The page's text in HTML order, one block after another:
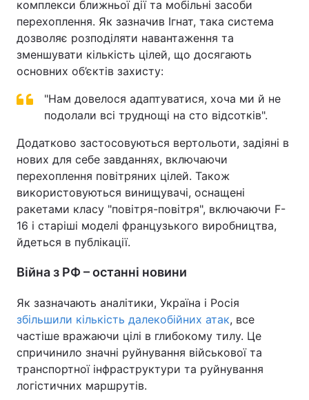
комплекси ближньої дії та мобільні засоби
перехоплення. Як зазначив Ігнат, така система
дозволяє розподіляти навантаження та
зменшувати кількість цілей, що досягають
основних об’єктів захисту:
"Нам довелося адаптуватися, хоча ми й не
подолали всі труднощі на сто відсотків".
Додатково застосовуються вертольоти, задіяні в
нових для себе завданнях, включаючи
перехоплення повітряних цілей. Також
використовуються винищувачі, оснащені
ракетами класу "повітря-повітря", включаючи F-
16 і старіші моделі французького виробництва,
йдеться в публікації.
Війна з РФ – останні новини
Як зазначають аналітики, Україна і Росія
збільшили кількість далекобійних атак, все
частіше вражаючи цілі в глибокому тилу. Це
спричинило значні руйнування військової та
транспортної інфраструктури та руйнування
логістичних маршрутів.